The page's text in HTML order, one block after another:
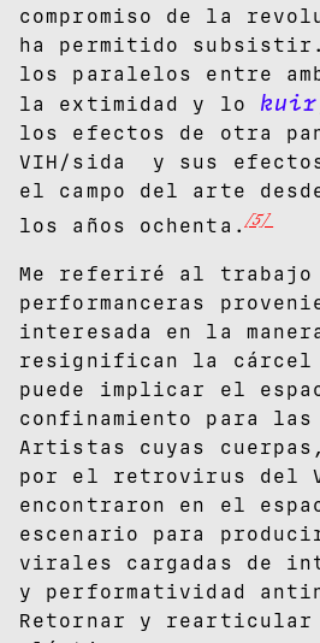
compromiso de la
ha permitido subsistir.
los paralelos entre
la extimidad y lo kuir
los efectos de otra
VIH/sida y sus
el campo del arte
los años ochenta.[5]
Me referiré al trabajo
performanceras
interesada en la
resignifican la cárcel
puede implicar el
confinamiento para
Artistas cuyas
por el retrovirus del
encontraron en el
escenario para
virales cargadas de
y performatividad
Retornar y rearticular